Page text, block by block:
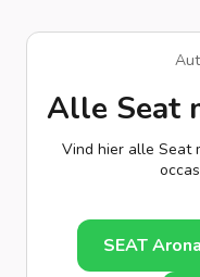
Alle Seat
Vind hier alle Seat
SEAT Arona